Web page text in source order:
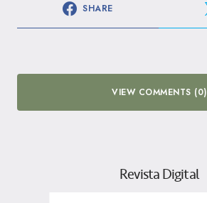
SHARE
VIEW COMMENTS (0)
Revista Digital